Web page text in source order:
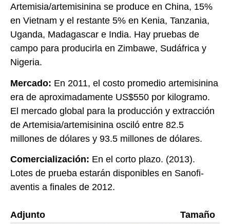
Artemisia/artemisinina se produce en China, 15%
en Vietnam y el restante 5% en Kenia, Tanzania,
Uganda, Madagascar e India. Hay pruebas de
campo para producirla en Zimbawe, Sudáfrica y
Nigeria.
Mercado: En 2011, el costo promedio artemisinina
era de aproximadamente US$550 por kilogramo.
El mercado global para la producción y extracción
de Artemisia/artemisinina osciló entre 82.5
millones de dólares y 93.5 millones de dólares.
Comercialización: En el corto plazo. (2013).
Lotes de prueba estarán disponibles en Sanofi-
aventis a finales de 2012.
Adjunto
Tamaño